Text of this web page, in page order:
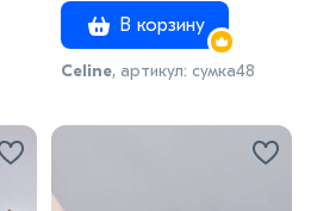
В корзину
Celine, артикул: сумка48